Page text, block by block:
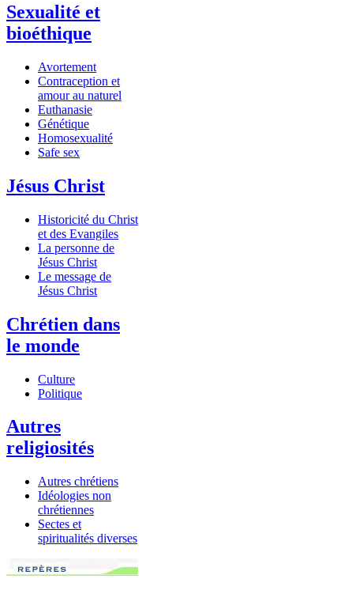
Sexualité et
bioéthique
Avortement
Contraception et
amour au naturel
Euthanasie
Génétique
Homosexualité
Safe sex
Jésus Christ
Historicité du Christ
et des Evangiles
La personne de
Jésus Christ
Le message de
Jésus Christ
Chrétien dans
le monde
Culture
Politique
Autres
religiosités
Autres chrétiens
Idéologies non
chrétiennes
Sectes et
spiritualités diverses